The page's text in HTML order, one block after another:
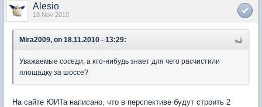
Alesio
18 Nov 2010
Mira2009, on 18.11.2010 - 13:29:
Уважаемые соседи, а кто-нибудь знает для чего расчистили
площадку за шоссе?
На сайте ЮИТа написано, что в перспективе будут строить 2